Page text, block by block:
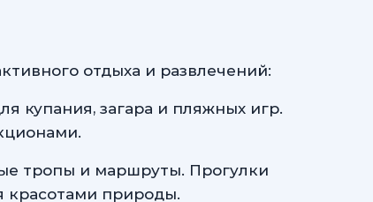
отдыха и развлечений:
купания, загара и пляжных игр.
тропы и маршруты. Прогулки
красотами природы.